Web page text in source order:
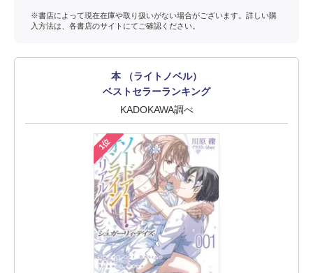
※書店によって現在在庫や取り扱いがない場合がございます。詳しい購
入方法は、各書店のサイトにてご確認ください。
本 （ライトノベル）
ベストセラーランキング
KADOKAWA調べ
1位